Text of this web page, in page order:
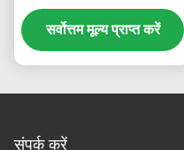
विश्वसनीयता
सर्वोत्तम मूल्य प्राप्त करें
संपर्क करें